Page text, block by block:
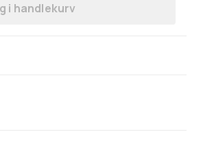
Legg Serveringskande Margerit
i handlekurv